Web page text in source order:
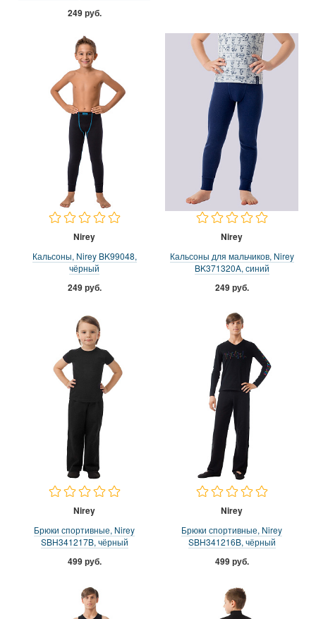
249 руб.
Nirey
Кальсоны, Nirey BK99048,
чёрный
249 руб.
Nirey
Кальсоны для мальчиков, Nirey
BK371320A, синий
249 руб.
Nirey
Брюки спортивные, Nirey
SBH341217B, чёрный
499 руб.
Nirey
Брюки спортивные, Nirey
SBH341216B, чёрный
499 руб.